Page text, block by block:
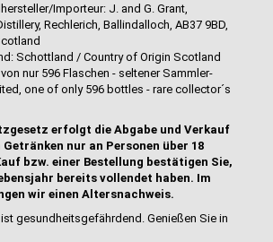
Importeur: J. and G. Grant,
Rechlerich, Ballindalloch, AB37 9BD,
Schottland / Country of Origin Scotland
nur 596 Flaschen - seltener Sammler-
one of only 596 bottles - rare collector´s
erfolgt die Abgabe und Verkauf
nur an Personen über 18
bzw. einer Bestellung bestätigen Sie,
bereits vollendet haben. Im
wir einen Altersnachweis.
gesundheitsgefährdend. Genießen Sie in